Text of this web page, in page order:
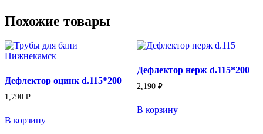
Похожие товары
Дефлектор оцинк d.115*200
1,790 ₽
В корзину
Дефлектор нерж d.115*200
2,190 ₽
В корзину